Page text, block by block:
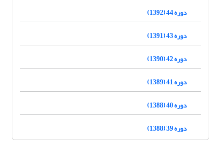
دوره 44 (1392)
دوره 43 (1391)
دوره 42 (1390)
دوره 41 (1389)
دوره 40 (1388)
دوره 39 (1388)